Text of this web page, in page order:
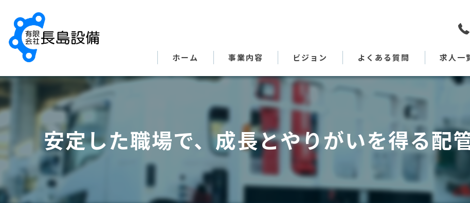
ホーム 事業内容 ビジョン よくある質問 求人一
安定した職場で、成長とやりがいを得る配